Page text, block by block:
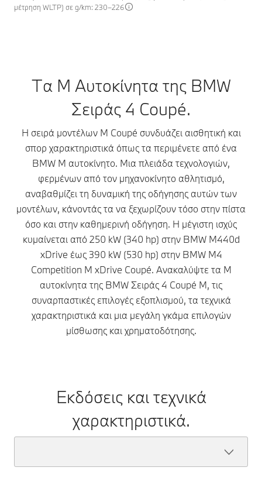
μέτρηση WLTP) σε g/km: 230–226
Τα Μ Αυτοκίνητα της BMW
Σειράς 4 Coupé.
Η σειρά μοντέλων M Coupé συνδυάζει αισθητική και
σπορ χαρακτηριστικά όπως τα περιμένετε από ένα
BMW M αυτοκίνητο. Μια πλειάδα τεχνολογιών,
φερμένων από τον μηχανοκίνητο αθλητισμό,
αναβαθμίζει τη δυναμική της οδήγησης αυτών των
μοντέλων, κάνοντάς τα να ξεχωρίζουν τόσο στην πίστα
όσο και στην καθημερινή οδήγηση. Η μέγιστη ισχύς
κυμαίνεται από 250 kW (340 hp) στην BMW M440d
xDrive έως 390 kW (530 hp) στην BMW M4
Competition M xDrive Coupé. Ανακαλύψτε τα Μ
αυτοκίνητα της BMW Σειράς 4 Coupé M, τις
συναρπαστικές επιλογές εξοπλισμού, τα τεχνικά
χαρακτηριστικά και μια μεγάλη γκάμα επιλογών
μίσθωσης και χρηματοδότησης.
Εκδόσεις και τεχνικά
χαρακτηριστικά.